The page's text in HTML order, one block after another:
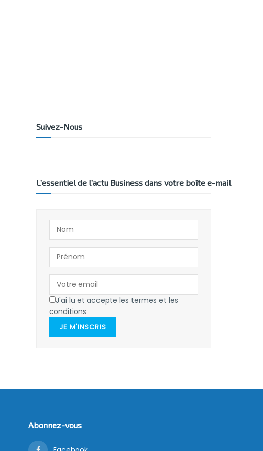
Suivez-Nous
L’essentiel de l’actu Business dans votre boîte e-mail
J'ai lu et accepte les termes et les
conditions
JE M'INSCRIS
Abonnez-vous